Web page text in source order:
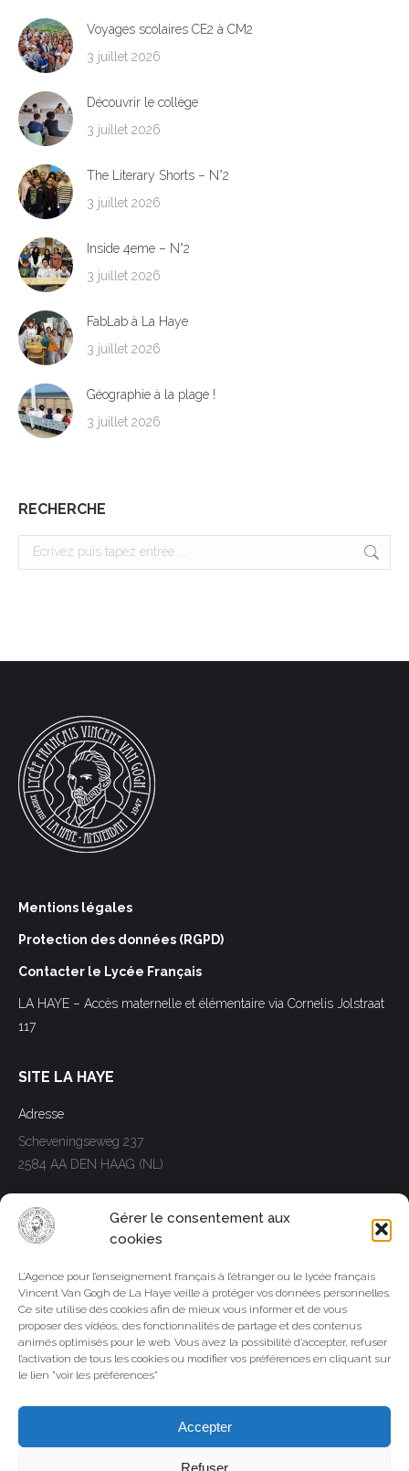
Gérer le consentement aux
cookies
L’Agence pour l’enseignement français à l’étranger ou le lycée français
Vincent Van Gogh de La Haye veille à protéger vos données personnelles.
Ce site utilise des cookies afin de mieux vous informer et de vous
proposer des vidéos, des fonctionnalités de partage et des contenus
animés optimisés pour le web. Vous avez la possibilité d’accepter, refuser
l’activation de tous les cookies ou modifier vos préférences en cliquant sur
le lien "voir les préférences"
Accepter
Refuser
Voyages scolaires CE2 à CM2
3 juillet 2026
Découvrir le collège
3 juillet 2026
The Literary Shorts – N°2
3 juillet 2026
Inside 4eme – N°2
3 juillet 2026
FabLab à La Haye
3 juillet 2026
Géographie à la plage !
3 juillet 2026
RECHERCHE
Search:
Mentions légales
Protection des données (RGPD)
Contacter le Lycée Français
LA HAYE – Accès maternelle et élémentaire via Cornelis Jolstraat
117
SITE LA HAYE
Adresse
Scheveningseweg 237
2584 AA DEN HAAG (NL)
Tél. +31(0)70.3066920
Facebook
page
opens
in
new
LinkedIn
page
opens
in
new
Instagram
page
opens
in
new
Whatsapp
page
opens
in
new
SITE AMSTERDAM
Adresse
Rustenburgerstraat 246
1073 GK AMSTERDAM (NL)
Telephone